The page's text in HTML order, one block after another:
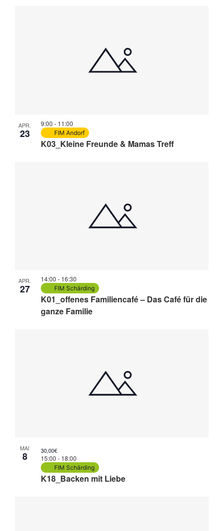
APR.
23
K03_Kleine Freunde & Mamas Treff
9:00 - 11:00
FIM Andorf
APR.
27
K01_offenes Familiencafé – Das Café für die
ganze Familie
14:00 - 16:30
FIM Schärding
MAI
8
K18_Backen mit Liebe
15:00 - 18:00
FIM Schärding
30,00€